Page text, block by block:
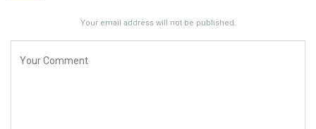
Your email address will not be published.